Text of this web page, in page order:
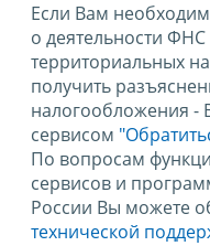
Если Вам
о деятельности
территориальных
получить
налогообложения -
сервисом
По вопросам
сервисов и
России Вы можете
технической